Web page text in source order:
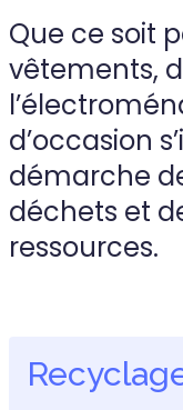
Que ce soit
vêtements,
d’occasion
démarche
déchets et
ressources.